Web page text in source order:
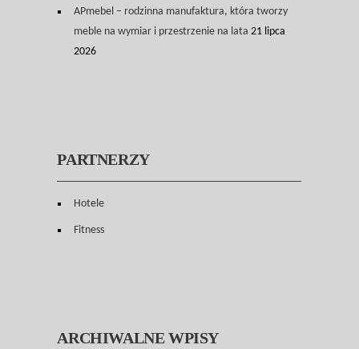
APmebel – rodzinna manufaktura, która tworzy
meble na wymiar i przestrzenie na lata 21 lipca
2026
PARTNERZY
Hotele
Fitness
ARCHIWALNE WPISY